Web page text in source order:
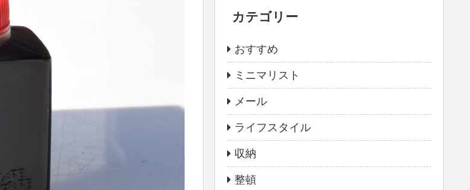
カテゴリー
おすすめ
ミニマリスト
メール
ライフスタイル
収納
整頓